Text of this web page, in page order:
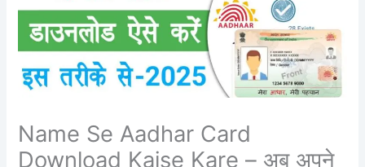
Name Se Aadhar Card
Download Kaise Kare – अब अपने